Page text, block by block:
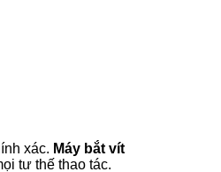
xác. Máy bắt vít
tư thế thao tác.